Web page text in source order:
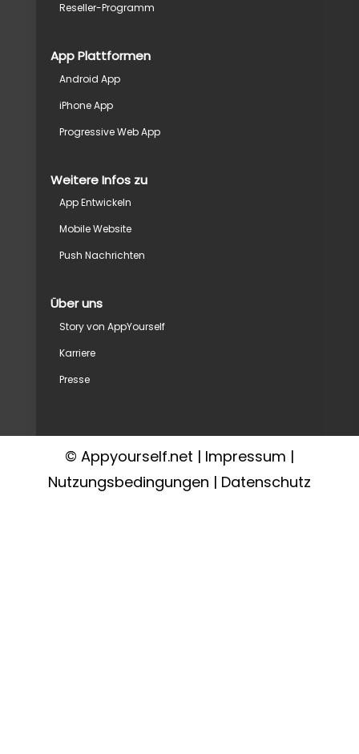
Reseller-Programm
App Plattformen
Android App
iPhone App
Progressive Web App
Weitere Infos zu
App Entwickeln
Mobile Website
Push Nachrichten
Über uns
Story von AppYourself
Karriere
Presse
© Appyourself.net | Impressum |
Nutzungsbedingungen | Datenschutz